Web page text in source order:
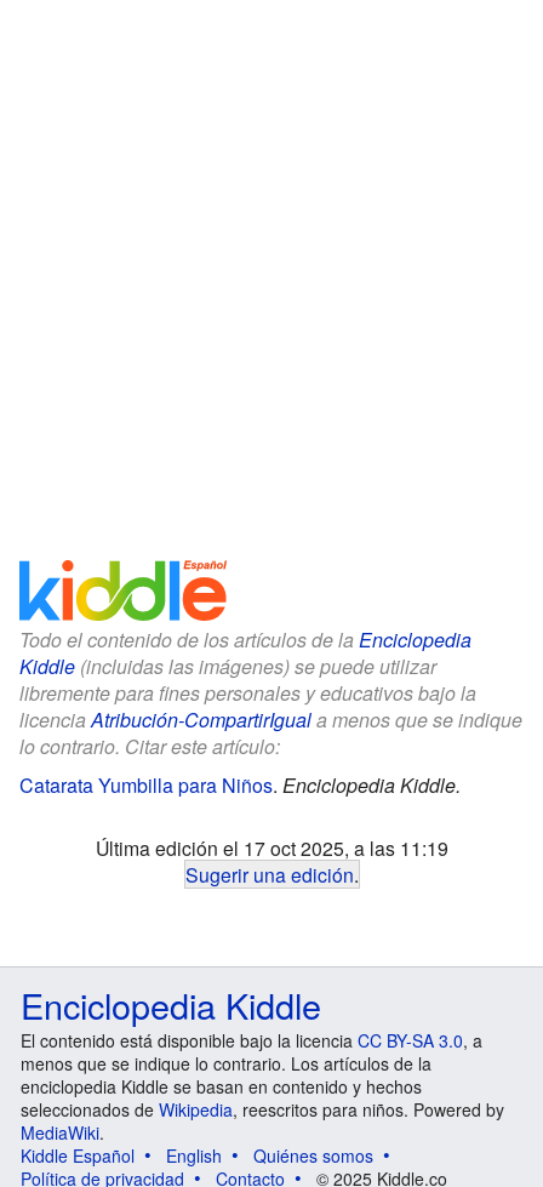
Todo el contenido de los artículos de la Enciclopedia
Kiddle (incluidas las imágenes) se puede utilizar
libremente para fines personales y educativos bajo la
licenciaAtribución-CompartirIguala menos que se indique
lo contrario. Citar este artículo:
Catarata Yumbilla para Niños. Enciclopedia Kiddle.
Última edición el 17 oct 2025, a las 11:19
Sugerir una edición.
Enciclopedia Kiddle
El contenido está disponible bajo la licencia CC BY-SA 3.0, a
menos que se indique lo contrario. Los artículos de la
enciclopedia Kiddle se basan en contenido y hechos
seleccionados de Wikipedia, reescritos para niños. Powered by
MediaWiki.
Kiddle Español
English
Quiénes somos
Política de privacidad
Contacto © 2025 Kiddle.co